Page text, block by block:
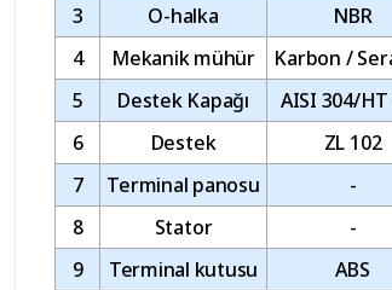
3
O-halka
NBR
4
Mekanik mühür
Karbon /
5
Destek Kapağı
AISI 304/HT
6
Destek
ZL 102
7
Terminal panosu
-
8
Stator
-
9
Terminal kutusu
ABS